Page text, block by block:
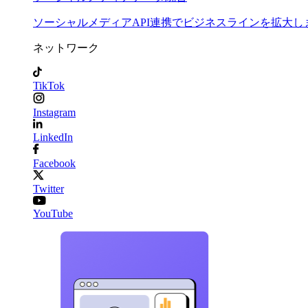
ソーシャルメディアAPI連携でビジネスラインを拡大し
ネットワーク
TikTok
Instagram
LinkedIn
Facebook
Twitter
YouTube